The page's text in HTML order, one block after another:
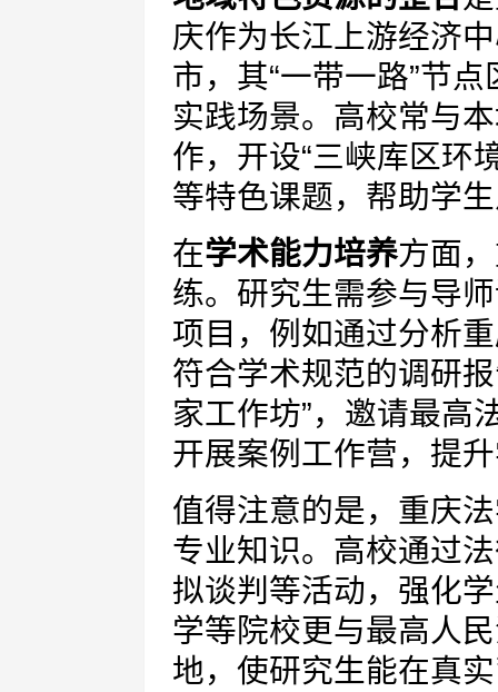
庆作为长江上游经济
市，其“一带一路”节
实践场景。高校常与
作，开设“三峡库区环
等特色课题，帮助学
在学术能力培养方面
练。研究生需参与导
项目，例如通过分析
符合学术规范的调研
家工作坊”，邀请最高
开展案例工作营，提
值得注意的是，重庆
专业知识。高校通过
拟谈判等活动，强化
学等院校更与最高人
地，使研究生能在真